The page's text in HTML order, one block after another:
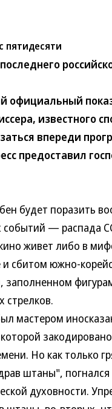
пятидесяти
известного
впереди
предоставил
будет поразить
событий — распада
кино живет либо в
сбитом южно-
стрелков.
мастером
которой
Но как только
штаны",
духовности.